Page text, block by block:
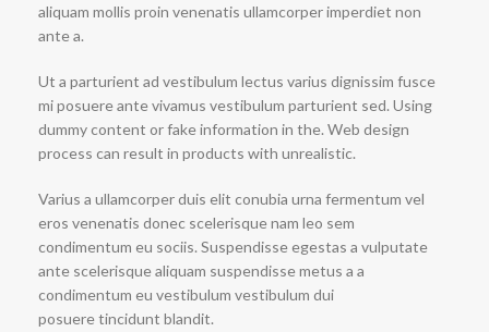
aliquam mollis proin venenatis ullamcorper imperdiet non
ante a.
Ut a parturient ad vestibulum lectus varius dignissim fusce
mi posuere ante vivamus vestibulum parturient sed. Using
dummy content or fake information in the. Web design
process can result in products with unrealistic.
Varius a ullamcorper duis elit conubia urna fermentum vel
eros venenatis donec scelerisque nam leo sem
condimentum eu sociis. Suspendisse egestas a vulputate
ante scelerisque aliquam suspendisse metus a a
condimentum eu vestibulum vestibulum dui
posuere tincidunt blandit.